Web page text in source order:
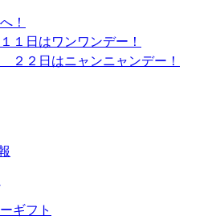
！
１日はワンワンデー！
２２日はニャンニャンデー！
ギフト